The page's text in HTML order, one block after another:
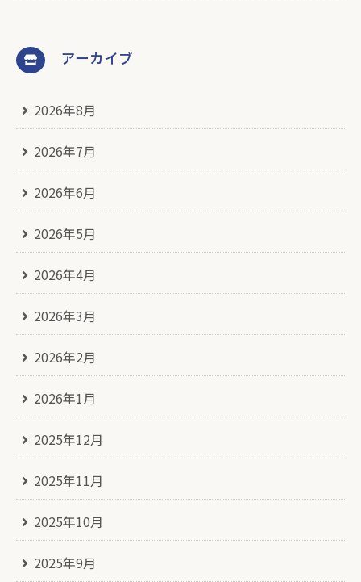
アーカイブ
2026年8月
2026年7月
2026年6月
2026年5月
2026年4月
2026年3月
2026年2月
2026年1月
2025年12月
2025年11月
2025年10月
2025年9月